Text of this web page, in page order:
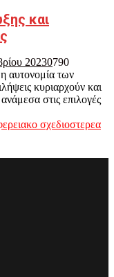
και
20230790
αυτονομία των
κυριαρχούν και
στις επιλογές
σχεδιοστερεα